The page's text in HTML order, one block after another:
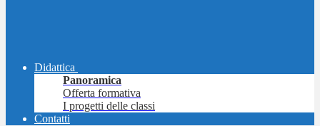
Didattica
Panoramica
Offerta formativa
I progetti delle classi
Contatti